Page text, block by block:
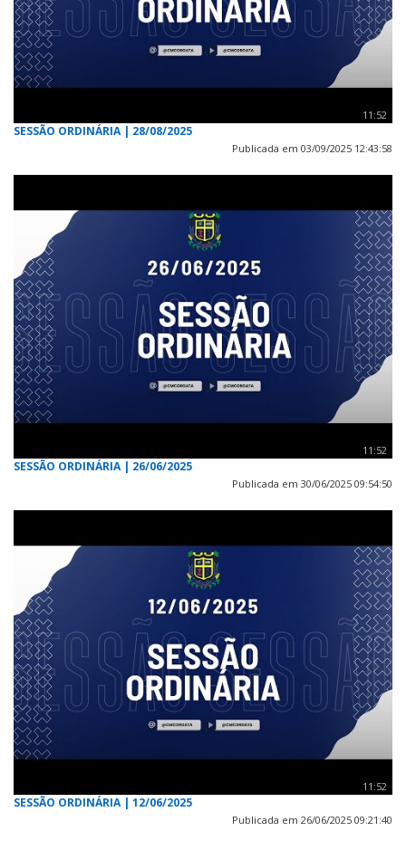
11:52
SESSÃO ORDINÁRIA | 28/08/2025
Publicada em 03/09/2025 12:43:58
11:52
SESSÃO ORDINÁRIA | 26/06/2025
Publicada em 30/06/2025 09:54:50
11:52
SESSÃO ORDINÁRIA | 12/06/2025
Publicada em 26/06/2025 09:21:40